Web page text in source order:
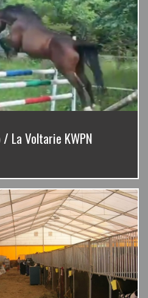
La Voltarie KWPN